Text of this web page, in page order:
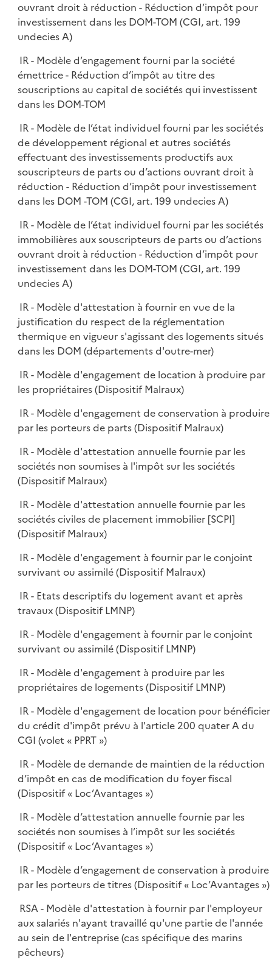
ouvrant droit à réduction - Réduction d’impôt pour
investissement dans les DOM-TOM (CGI, art. 199
undecies A)
IR - Modèle d’engagement fourni par la société
émettrice - Réduction d’impôt au titre des
souscriptions au capital de sociétés qui investissent
dans les DOM-TOM
IR - Modèle de l’état individuel fourni par les sociétés
de développement régional et autres sociétés
effectuant des investissements productifs aux
souscripteurs de parts ou d’actions ouvrant droit à
réduction - Réduction d’impôt pour investissement
dans les DOM -TOM (CGI, art. 199 undecies A)
IR - Modèle de l’état individuel fourni par les sociétés
immobilières aux souscripteurs de parts ou d’actions
ouvrant droit à réduction - Réduction d’impôt pour
investissement dans les DOM-TOM (CGI, art. 199
undecies A)
IR - Modèle d'attestation à fournir en vue de la
justification du respect de la réglementation
thermique en vigueur s'agissant des logements situés
dans les DOM (départements d'outre-mer)
IR - Modèle d'engagement de location à produire par
les propriétaires (Dispositif Malraux)
IR - Modèle d'engagement de conservation à produire
par les porteurs de parts (Dispositif Malraux)
IR - Modèle d'attestation annuelle fournie par les
sociétés non soumises à l'impôt sur les sociétés
(Dispositif Malraux)
IR - Modèle d'attestation annuelle fournie par les
sociétés civiles de placement immobilier [SCPI]
(Dispositif Malraux)
IR - Modèle d'engagement à fournir par le conjoint
survivant ou assimilé (Dispositif Malraux)
IR - Etats descriptifs du logement avant et après
travaux (Dispositif LMNP)
IR - Modèle d'engagement à fournir par le conjoint
survivant ou assimilé (Dispositif LMNP)
IR - Modèle d'engagement à produire par les
propriétaires de logements (Dispositif LMNP)
IR - Modèle d'engagement de location pour bénéficier
du crédit d'impôt prévu à l'article 200 quater A du
CGI (volet « PPRT »)
IR - Modèle de demande de maintien de la réduction
d’impôt en cas de modification du foyer fiscal
(Dispositif « Loc’Avantages »)
IR - Modèle d’attestation annuelle fournie par les
sociétés non soumises à l’impôt sur les sociétés
(Dispositif « Loc’Avantages »)
IR - Modèle d’engagement de conservation à produire
par les porteurs de titres (Dispositif « Loc’Avantages »)
RSA - Modèle d'attestation à fournir par l'employeur
aux salariés n'ayant travaillé qu'une partie de l'année
au sein de l'entreprise (cas spécifique des marins
pêcheurs)